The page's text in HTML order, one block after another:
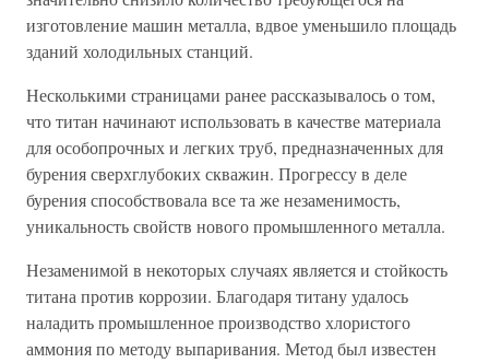
изготовление машин металла, вдвое уменьшило площадь
зданий холодильных станций.
Несколькими страницами ранее рассказывалось о том,
что титан начинают использовать в качестве материала
для особопрочных и легких труб, предназначенных для
бурения сверхглубоких скважин. Прогрессу в деле
бурения способствовала все та же незаменимость,
уникальность свойств нового промышленного металла.
Незаменимой в некоторых случаях является и стойкость
титана против коррозии. Благодаря титану удалось
наладить промышленное производство хлористого
аммония по методу выпаривания. Метод был известен